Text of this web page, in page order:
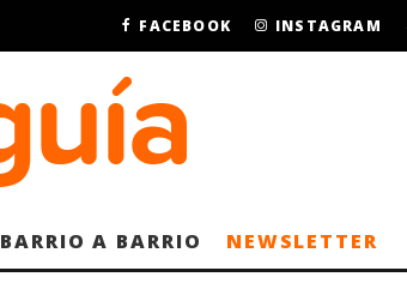
FACEBOOK INSTAGRAM
BARRIO A BARRIO NEWSLETTER